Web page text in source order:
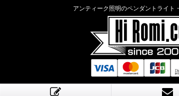
アンティーク照明のペンダントライ